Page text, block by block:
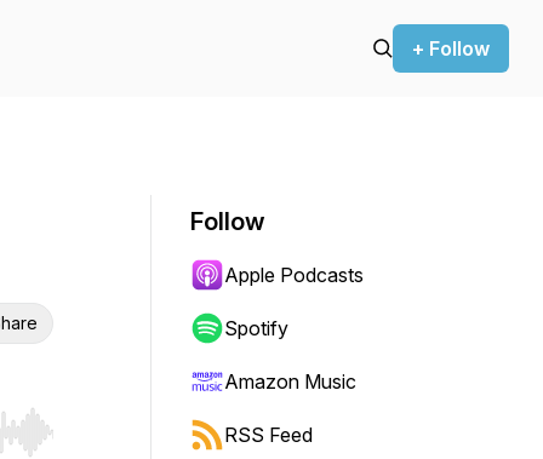
+ Follow
Hold shift to jump forward or backward.
Follow
Apple Podcasts
Spotify
Amazon Music
RSS Feed